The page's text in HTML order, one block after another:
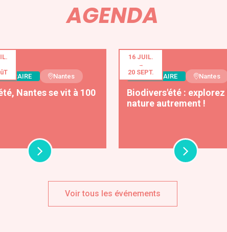
AGENDA
Nantes
Nantes se vit à 100
16 JUIL.
→
20 SEPT.
SE DISTRAIRE Nantes
Biodivers'été : explorez
nature autrement !
Voir tous les événements